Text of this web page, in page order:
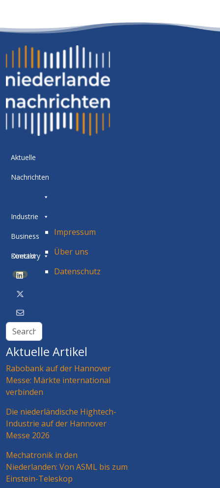
Aktuelle
Nachrichten
Industrie
Business
Directory
BETA
Kontakt
Impressum
Über uns
Datenschutz
Aktuelle Artikel
Rabobank auf der Hannover
Messe: Märkte international
verbinden
Die niederländische Hightech-
Industrie auf der Hannover
Messe 2026
Mechatronik in den
Niederlanden: Von ASML bis zum
Einstein-Teleskop